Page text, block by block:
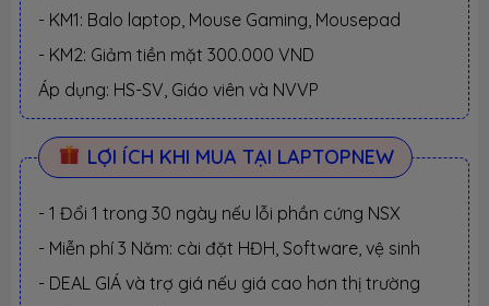
- KM1: Balo laptop, Mouse Gaming, Mousepad
- KM2: Giảm tiền mặt 300.000 VND
Áp dụng: HS-SV, Giáo viên và NVVP
LỢI ÍCH KHI MUA TẠI LAPTOPNEW
- 1 Đổi 1 trong 30 ngày nếu lỗi phần cứng NSX
- Miễn phí 3 Năm: cài đặt HĐH, Software, vệ sinh
- DEAL GIÁ và trợ giá nếu giá cao hơn thị trường